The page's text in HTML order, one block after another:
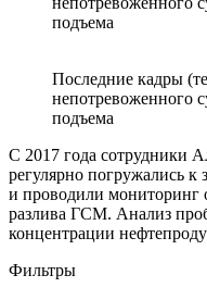
подъема
Последние кадры
непотревоженного
подъема
С 2017 года сотрудники
регулярно погружались к
и проводили мониторинг
разлива ГСМ. Анализ
концентрации
Фильтры